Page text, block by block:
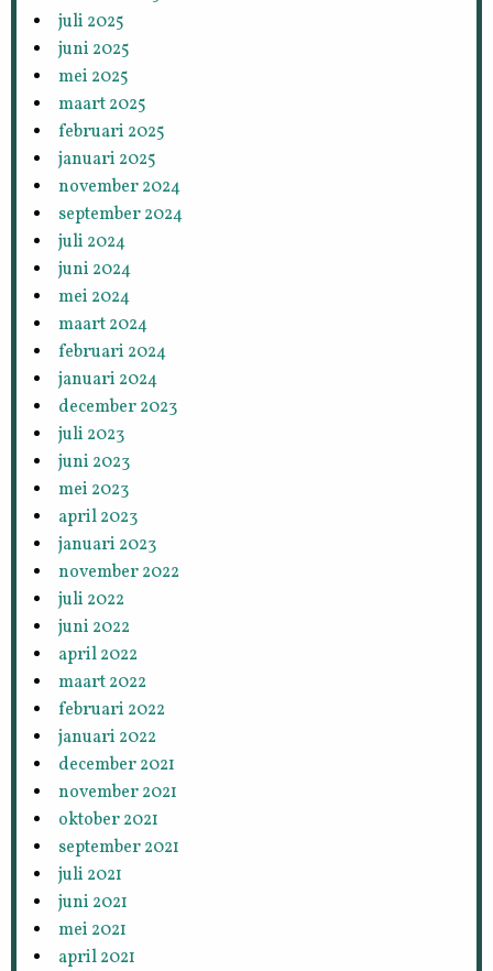
juli 2025
juni 2025
mei 2025
maart 2025
februari 2025
januari 2025
november 2024
september 2024
juli 2024
juni 2024
mei 2024
maart 2024
februari 2024
januari 2024
december 2023
juli 2023
juni 2023
mei 2023
april 2023
januari 2023
november 2022
juli 2022
juni 2022
april 2022
maart 2022
februari 2022
januari 2022
december 2021
november 2021
oktober 2021
september 2021
juli 2021
juni 2021
mei 2021
april 2021